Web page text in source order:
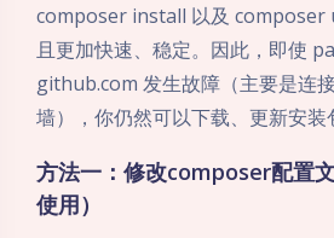
composer install 以及 composer
且更加快速、稳定。因此，即使
github.com 发生故障（主要是连
墙），你仍然可以下载、更新安装
方法一：修改composer配置
使用）